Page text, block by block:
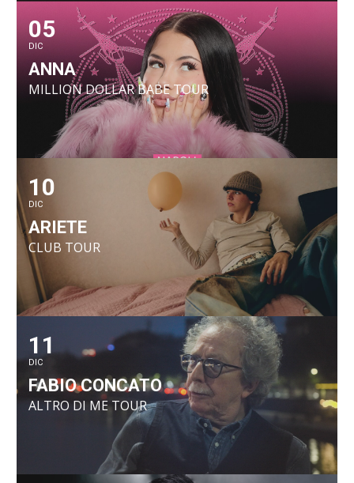
05
DIC
ANNA
MILLION DOLLAR BABE TOUR
10
DIC
ARIETE
CLUB TOUR
11
DIC
FABIO CONCATO
ALTRO DI ME TOUR